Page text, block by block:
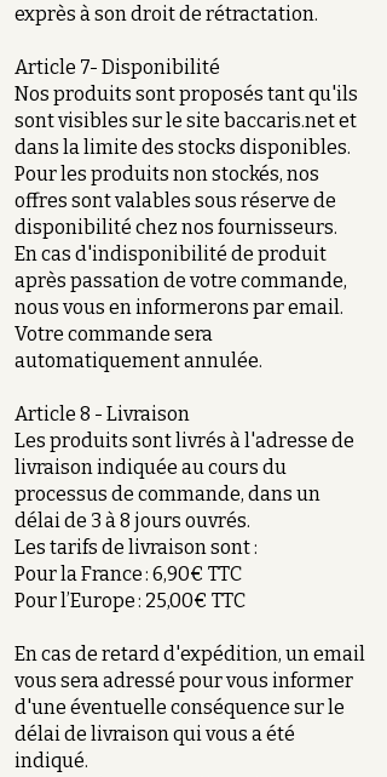
exprès à son droit de rétractation.
Article 7- Disponibilité
Nos produits sont proposés tant qu'ils
sont visibles sur le site baccaris.net et
dans la limite des stocks disponibles.
Pour les produits non stockés, nos
offres sont valables sous réserve de
disponibilité chez nos fournisseurs.
En cas d'indisponibilité de produit
après passation de votre commande,
nous vous en informerons par email.
Votre commande sera
automatiquement annulée.
Article 8 - Livraison
Les produits sont livrés à l'adresse de
livraison indiquée au cours du
processus de commande, dans un
délai de 3 à 8 jours ouvrés.
Les tarifs de livraison sont :
Pour la France : 6,90€ TTC
Pour l’Europe : 25,00€ TTC
En cas de retard d'expédition, un email
vous sera adressé pour vous informer
d'une éventuelle conséquence sur le
délai de livraison qui vous a été
indiqué.